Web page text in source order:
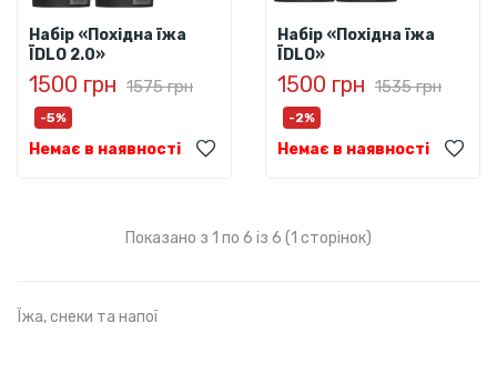
Набір «Похідна їжа
ЇDLO 2.0»
1500 грн 1575 грн
-5%
Немає в наявності
Набір «Похідна їжа
ЇDLO»
1500 грн 1535 грн
-2%
Немає в наявності
Показано з 1 по 6 із 6 (1 сторінок)
Їжа, снеки та напої